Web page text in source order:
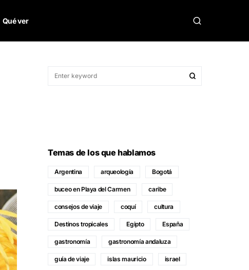
Qué ver
Temas de los que hablamos
Argentina arqueología Bogotá
buceo en Playa del Carmen caribe
consejos de viaje coquí cultura
Destinos tropicales Egipto España
gastronomía gastronomía andaluza
guía de viaje islas mauricio israel